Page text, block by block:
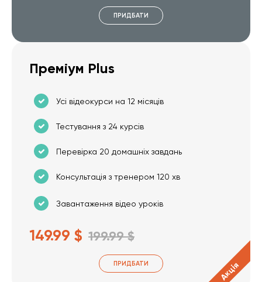
ПРИДБАТИ
Преміум Plus
Усі відеокурси на 12 місяців
Тестування з 24 курсів
Перевірка 20 домашніх завдань
Консультація з тренером 120 хв
Завантаження відео уроків
149.99 $ 199.99 $
ПРИДБАТИ Акція